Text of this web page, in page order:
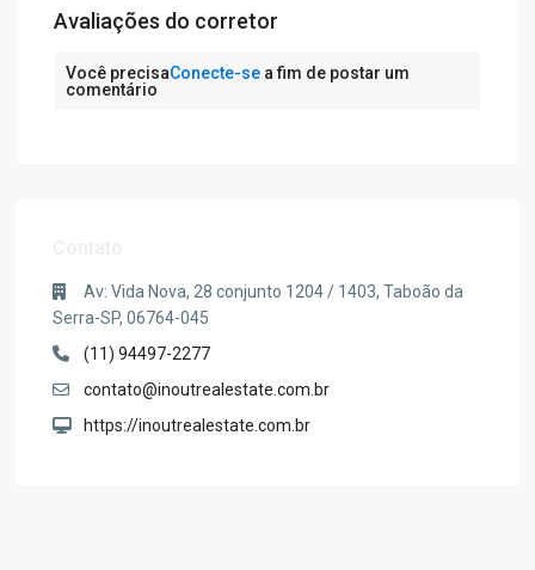
Avaliações do corretor
Você precisaConecte-se a fim de postar um
comentário
Av: Vida Nova, 28 conjunto 1204 / 1403, Taboão da
Serra-SP, 06764-045
(11) 94497-2277
contato@inoutrealestate.com.br
https://inoutrealestate.com.br